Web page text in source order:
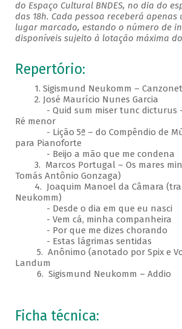
do Espaço Cultural BNDES, no dia do
das 18h. Cada pessoa receberá apenas
lugar marcado, estando o número de
disponíveis sujeito à lotação máxima
Repertório:
1. Sigismund Neukomm –
2. José Maurício Nunes Garcia
- Quid sum miser tunc dicturus –
Ré menor
- Lição 5ª – do Compêndio de
para Pianoforte
- Beijo a mão que me condena
3. Marcos Portugal – Os mares
Tomás Antônio Gonzaga)
4. Joaquim Manoel da Câmara
Neukomm)
- Desde o dia em que eu nasci
- Vem cá, minha companheira
- Por que me dizes chorando
- Estas lágrimas sentidas
5. Anônimo (anotado por Spix e
Landum
6. Sigismund Neukomm – Addio​
Ficha técnica: